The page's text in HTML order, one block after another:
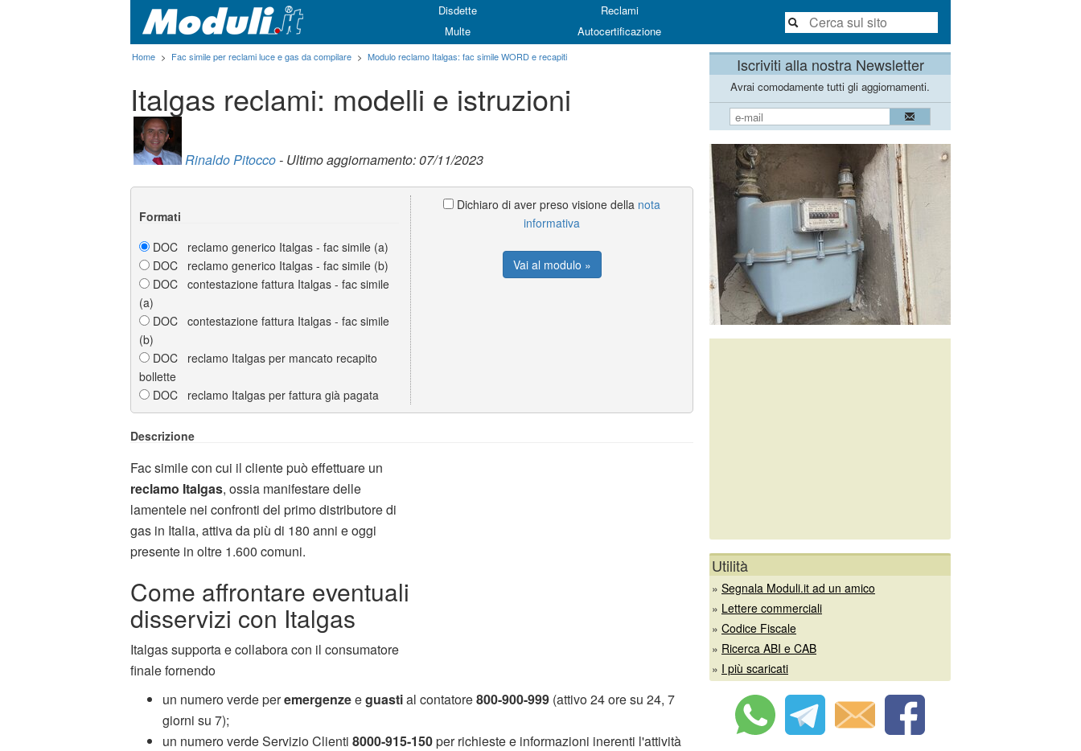
Disdette
Reclami
Multe
Autocertificazione
Home > Fac simile per reclami luce e gas da compilare > Modulo reclamo Italgas: fac simile WORD e recapiti
Italgas reclami: modelli e istruzioni
Rinaldo Pitocco- Ultimo aggiornamento: 07/11/2023
Formati
DOC reclamo generico Italgas - fac simile (a)
DOC reclamo generico Italgas - fac simile (b)
DOC contestazione fattura Italgas - fac simile
(a)
DOC contestazione fattura Italgas - fac simile
(b)
DOC reclamo Italgas per mancato recapito
bollette
DOC reclamo Italgas per fattura già pagata
Dichiaro di aver preso visione della nota
informativa
Vai al modulo »
Descrizione
Fac simile con cui il cliente può effettuare un
reclamo Italgas, ossia manifestare delle
lamentele nei confronti del primo distributore di
gas in Italia, attiva da più di 180 anni e oggi
presente in oltre 1.600 comuni.
Come affrontare eventuali
disservizi con Italgas
Italgas supporta e collabora con il consumatore
finale fornendo
un numero verde peremergenzeeguastial contatore800-900-999 (attivo 24 ore su 24, 7
giorni su 7);
un numero verde Servizio Clienti 8000-915-150per richieste e informazioni inerenti l'attività
Iscriviti alla nostra Newsletter
Avrai comodamente tutti gli aggiornamenti.
Utilità
» Segnala Moduli.it ad un amico
» Lettere commerciali
» Codice Fiscale
» Ricerca ABI e CAB
» I più scaricati